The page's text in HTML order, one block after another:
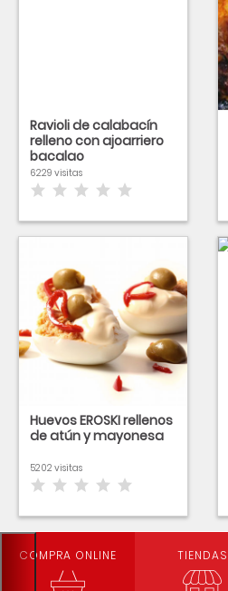
Ravioli de calabacín
relleno con ajoarriero
bacalao
6229 visitas
Huevos EROSKI rellenos
de atún y mayonesa
5202 visitas
COMPRA ONLINE TIENDAS